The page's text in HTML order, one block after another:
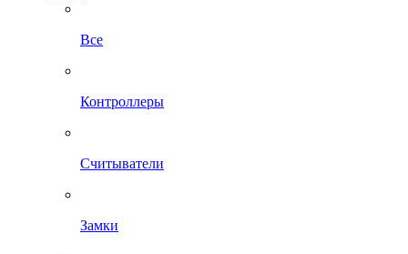
Все
Контроллеры
Считыватели
Замки